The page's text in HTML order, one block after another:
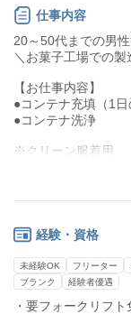
デスクワーク
お客様との対話が
少ない
力仕事が少ない
知識・経験不要
仕事内容
20～50代までの男性
＼お菓子工場での
【お仕事内容】
●コンテナ充填（1
●コンテナ洗浄
※クリーン服着用。
教えてくれるので安
《ここがポイント》
■高時給1450円～
しっかり稼げます♪
経験・資格
未経験OK フリーター
ブランク
経験者優遇
・要フォークリフト